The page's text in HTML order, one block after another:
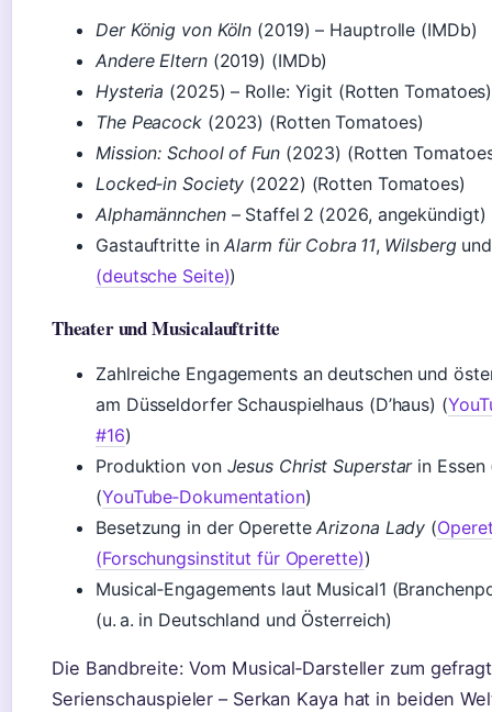
Der König von Köln (2019) – Hauptrolle (IMDb)
Andere Eltern(2019) (IMDb)
Hysteria (2025) – Rolle: Yigit (Rotten Tomatoes)
The Peacock(2023) (Rotten Tomatoes)
Mission: School of Fun(2023) (Rotten
Locked‑in Society (2022) (Rotten Tomatoes)
Alphamännchen– Staffel 2 (2026, angekündigt)
Gastauftritte inAlarm für Cobra 11, Wilsberg
(deutsche Seite))
Theater und Musicalauftritte
Zahlreiche Engagements an deutschen und
am Düsseldorfer Schauspielhaus (D’haus) (
#16)
Produktion von Jesus Christ Superstarin Essen
(YouTube‑Dokumentation)
Besetzung in der OperetteArizona Lady (
(Forschungsinstitut für Operette))
Musical‑Engagements laut Musical1
(u. a. in Deutschland und Österreich)
Die Bandbreite: Vom Musical‑Darsteller zum
Serienschauspieler – Serkan Kaya hat in beiden